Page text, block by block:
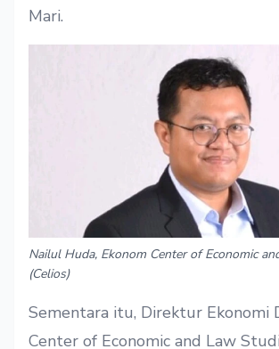
Mari.
Nailul Huda, Ekonom Center of Economic
(Celios)
Sementara itu, Direktur Ekonomi
Center of Economic and Law